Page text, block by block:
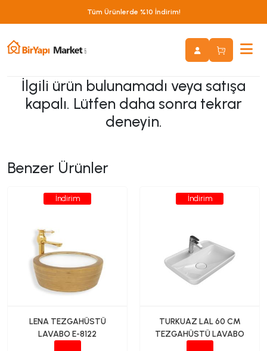
Tüm Ürünlerde %10 İndirim!
İlgili ürün bulunamadı veya satışa
kapalı. Lütfen daha sonra tekrar
deneyin.
Benzer Ürünler
İndirim
LENA TEZGAHÜSTÜ
LAVABO E-8122
İndirim
TURKUAZ LAL 60 CM
TEZGAHÜSTÜ LAVABO